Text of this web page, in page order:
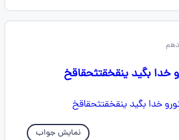
خدا بگید ینقخقتثحقاقخ
نمایش جواب